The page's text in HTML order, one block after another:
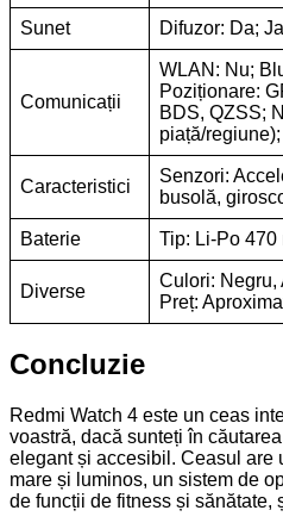
Sunet Difuzor: Da;
Comunicații
WLAN: Nu;
Poziționare:
BDS, QZSS;
piață/
Caracteristici
Senzori:
busolă,
Baterie Tip: Li-Po 470
Diverse
Culori: Negru,
Preț:
Concluzie
Redmi Watch 4 este un ceas
voastră, dacă sunteți în
elegant și accesibil. Ceasul are
mare și luminos, un sistem de
de funcții de fitness și sănătate,